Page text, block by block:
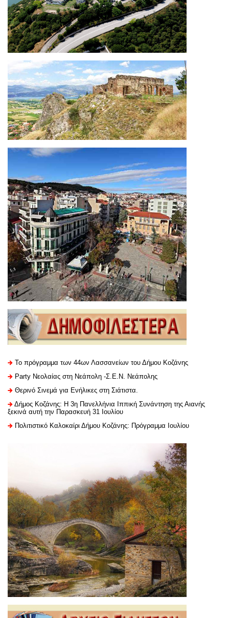
Το πρόγραμμα των 44ων Λασσανείων του Δήμου Κοζάνης
Party Νεολαίας στη Νεάπολη -Σ.Ε.Ν. Νεάπολης
Θερινό Σινεμά για Ενήλικες στη Σιάτιστα.
Δήμος Κοζάνης: Η 3η Πανελλήνια Ιππική Συνάντηση της Αιανής
ξεκινά αυτή την Παρασκευή 31 Ιουλίου
Πολιτιστικό Καλοκαίρι Δήμου Κοζάνης: Πρόγραμμα Ιουλίου